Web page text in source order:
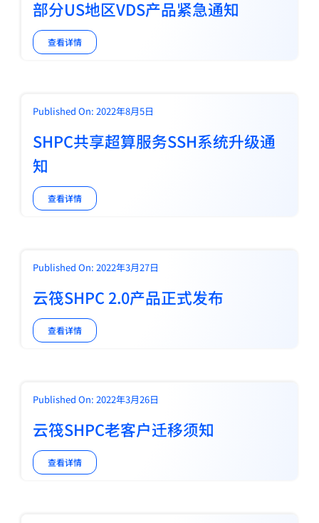
部分US地区VDS产品紧急通知
查看详情
Published On: 2022年8月5日
SHPC共享超算服务SSH系统升级通
知
查看详情
Published On: 2022年3月27日
云筏SHPC 2.0产品正式发布
查看详情
Published On: 2022年3月26日
云筏SHPC老客户迁移须知
查看详情